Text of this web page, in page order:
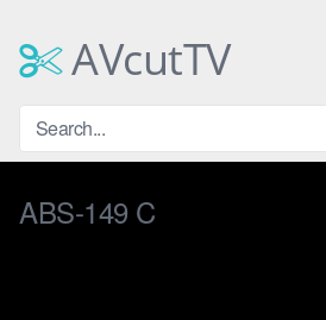
contentAVcutTV
ABS-149 C